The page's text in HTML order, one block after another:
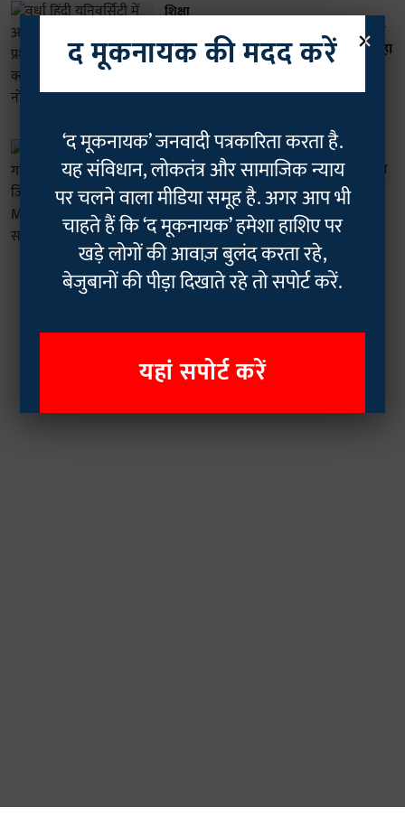
शिक्षा
वर्धा हिंदी यूनिवर्सिटी में अनशनरत स्टूडेंट्स ने
पूछा- प्रशासन संवाद से बचकर क्यों अपना रहा
पुलिस और नोटिस के हथकंडे?
Geetha Sunil Pillai
12 Jul 2026
शिक्षा
पीएचडी बंद, जेंडर स्टडीज गायब: जानिए क्या
हैं वो मुद्दे जिसके कारण महाराष्ट्र के MGAHV
में छात्र हुए सत्याग्रह को मजबूर!
The Mooknayak
08 Jul 2026
4min read
×
द मूकनायक की मदद करें
‘द मूकनायक’ जनवादी पत्रकारिता करता है.
यह संविधान, लोकतंत्र और सामाजिक न्याय
पर चलने वाला मीडिया समूह है. अगर आप भी
चाहते हैं कि ‘द मूकनायक’ हमेशा हाशिए पर
खड़े लोगों की आवाज़ बुलंद करता रहे,
बेजुबानों की पीड़ा दिखाते रहे तो सपोर्ट करें.
यहां सपोर्ट करें